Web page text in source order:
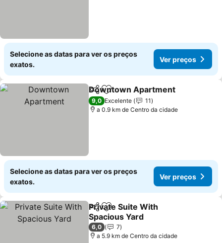
Selecione as datas para ver os preços
exatos.
Ver preços
PartilharAdicionar aos favoritos
Downtown Apartment
9,0 Excelente
11
a 0.9 km de Centro da cidade
Selecione as datas para ver os preços
exatos.
Ver preços
PartilharAdicionar aos favoritos
Private Suite With
Spacious Yard
Ver preços
6,0
7
a 5.9 km de Centro da cidade